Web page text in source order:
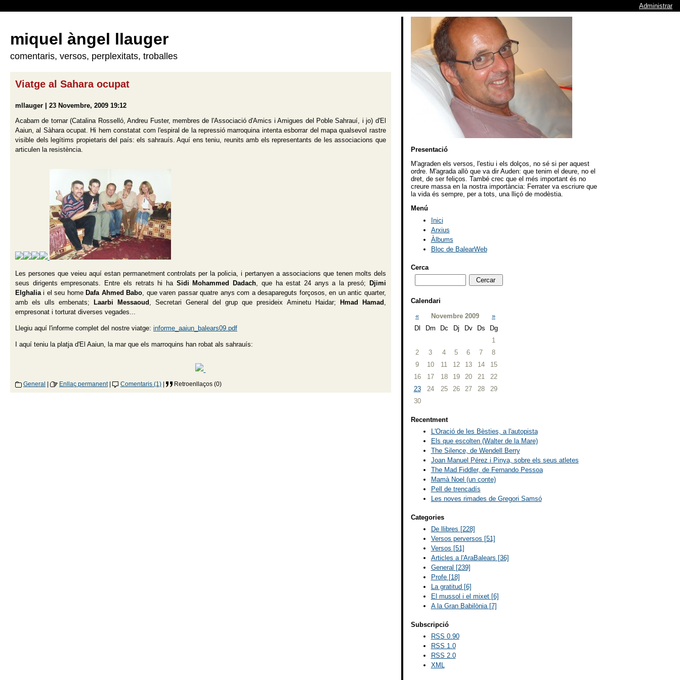
Administrar
miquel àngel llauger
comentaris, versos, perplexitats, troballes
Viatge al Sahara ocupat
mllauger | 23 Novembre, 2009 19:12
Acabam de tornar (Catalina Rosselló, Andreu Fuster, membres de l'Associació d'Amics i Amigues del Poble Sahrauí, i jo) d'El
Aaiun, al Sàhara ocupat. Hi hem constatat com l'espiral de la repressió marroquina intenta esborrar del mapa qualsevol rastre
visible dels legítims propietaris del país: els sahrauís. Aquí ens teniu, reunits amb els representants de les associacions que
articulen la resistència.
Les persones que veieu aquí estan permanetment controlats per la policia, i pertanyen a associacions que tenen molts dels
seus dirigents empresonats. Entre els retrats hi ha Sidi Mohammed Dadach , que ha estat 24 anys a la presó; Djimi
Elghalia i el seu homeDafa Ahmed Babo , que varen passar quatre anys com a desapareguts forçosos, en un antic quarter,
amb els ulls embenats;Laarbi Messaoud , Secretari General del grup que presideix Aminetu Haidar; Hmad Hamad
empresonat i torturat diverses vegades...
Llegiu aquí l'informe complet del nostre viatge: informe_aaiun_balears09.pdf
I aquí teniu la platja d'El Aaiun, la mar que els marroquins han robat als sahrauís:
General Enllaç permanent| Comentaris (1) Retroenllaços (0)
Presentació
M'agraden els versos, l'estiu i els dolços, no sé si per aquest
ordre. M'agrada allò que va dir Auden: que tenim el deure, no el
dret, de ser feliços. També crec que el més important és no
creure massa en la nostra importància: Ferrater va escriure que
la vida és sempre, per a tots, una lliçó de modèstia.
Menú
Inici
Arxius
Àlbums
Bloc de BalearWeb
Cerca
Calendari
«
Novembre 2009
»
Dl
Dm Dc Dj Dv Ds
Dg
1
2
3 4 5 6 7
8
9
10 11 12 13 14
15
16
17 18 19 20 21
22
23
24 25 26 27 28
29
30
Recentment
L'Oració de les Bèsties, a l'autopista
Els que escolten (Walter de la Mare)
The Silence, de Wendell Berry
Joan Manuel Pérez i Pinya, sobre els seus atletes
The Mad Fiddler, de Fernando Pessoa
Mamà Noel (un conte)
Pell de trencadís
Les noves rimades de Gregori Samsó
Categories
De llibres [228]
Versos perversos [51]
Versos [51]
Articles a l'AraBalears [36]
General [239]
Profe [18]
La gratitud [6]
El mussol i el mixet [6]
A la Gran Babilònia [7]
Subscripció
RSS 0.90
RSS 1.0
RSS 2.0
XML